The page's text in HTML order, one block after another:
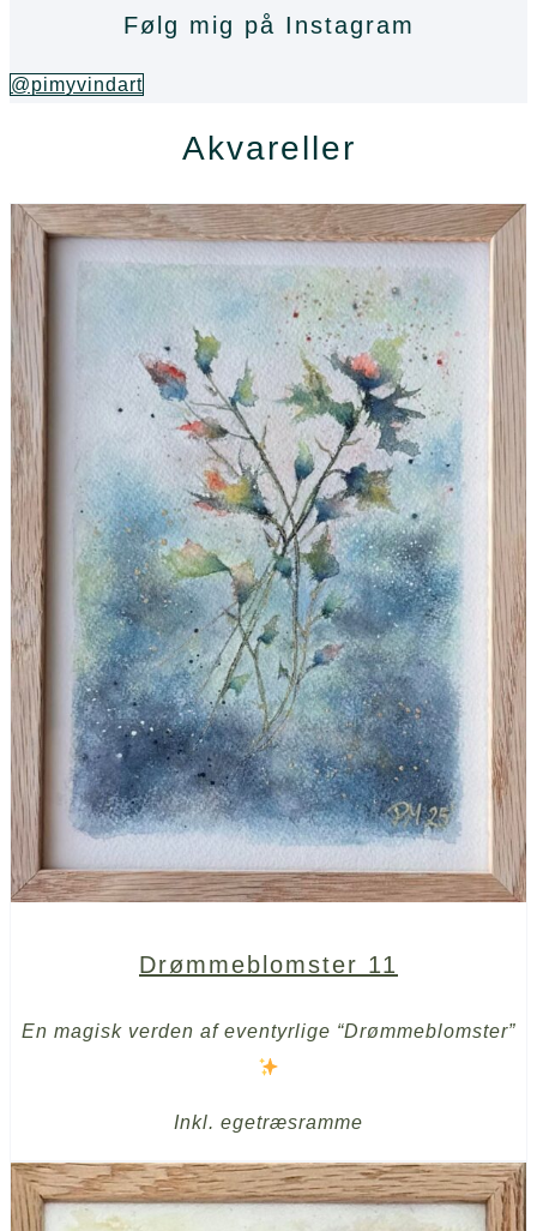
Følg mig på Instagram
@pimyvindart
Akvareller
Drømmeblomster 11
En magisk verden af eventyrlige “Drømmeblomster”
Inkl. egetræsramme